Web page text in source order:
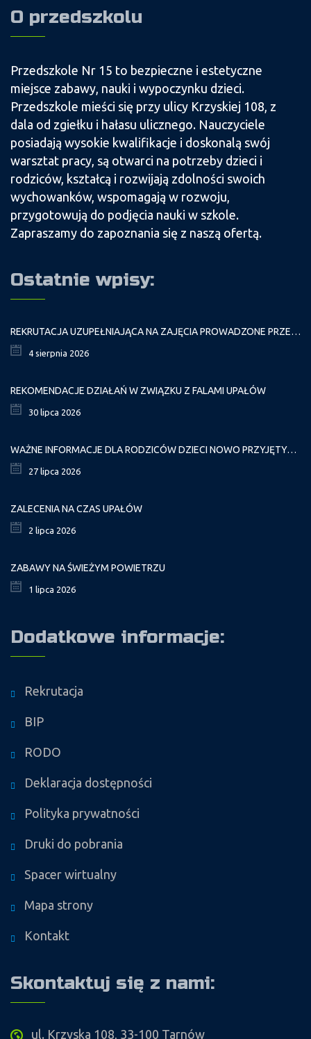
O przedszkolu
Przedszkole Nr 15 to bezpieczne i estetyczne
miejsce zabawy, nauki i wypoczynku dzieci.
Przedszkole mieści się przy ulicy Krzyskiej 108, z
dala od zgiełku i hałasu ulicznego. Nauczyciele
posiadają wysokie kwalifikacje i doskonalą swój
warsztat pracy, są otwarci na potrzeby dzieci i
rodziców, kształcą i rozwijają zdolności swoich
wychowanków, wspomagają w rozwoju,
przygotowują do podjęcia nauki w szkole.
Zapraszamy do zapoznania się z naszą ofertą.
Ostatnie wpisy:
REKRUTACJA UZUPEŁNIAJĄCA NA ZAJĘCIA PROWADZONE PRZEZ PAŁAC MŁODZIEŻY W ROKU SZKOLNYM 2026/2027
4 sierpnia 2026
REKOMENDACJE DZIAŁAŃ W ZWIĄZKU Z FALAMI UPAŁÓW
30 lipca 2026
WAŻNE INFORMACJE DLA RODZICÓW DZIECI NOWO PRZYJĘTYCH GR. I
27 lipca 2026
ZALECENIA NA CZAS UPAŁÓW
2 lipca 2026
ZABAWY NA ŚWIEŻYM POWIETRZU
1 lipca 2026
Dodatkowe informacje:
Rekrutacja
BIP
RODO
Deklaracja dostępności
Polityka prywatności
Druki do pobrania
Spacer wirtualny
Mapa strony
Kontakt
Skontaktuj się z nami:
ul. Krzyska 108, 33-100 Tarnów